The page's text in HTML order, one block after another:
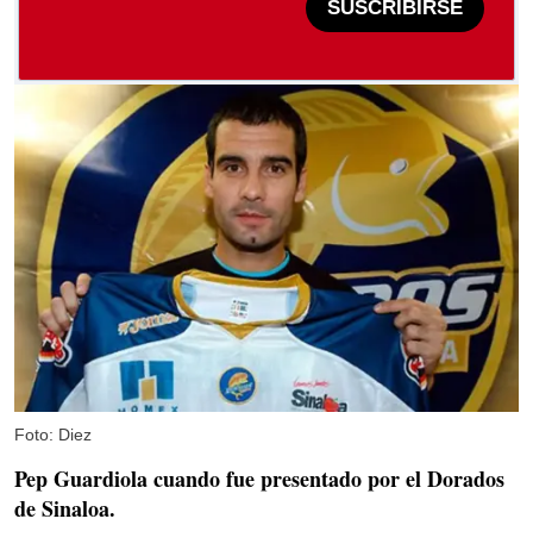
SUSCRIBIRSE
Foto: Diez
Pep Guardiola cuando fue presentado por el Dorados
de Sinaloa.